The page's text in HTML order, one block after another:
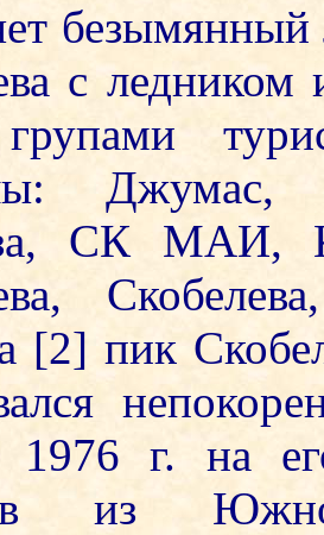
безымянный
с
Джумас,
СК МАИ,
[2] пик
1976 г. на
из Южно-